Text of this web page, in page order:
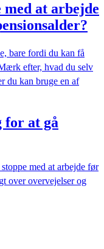
at arbejde
bare fordi du kan få
efter, hvad du selv
du kan bruge en af
for at gå
med at arbejde før
over overvejelser og